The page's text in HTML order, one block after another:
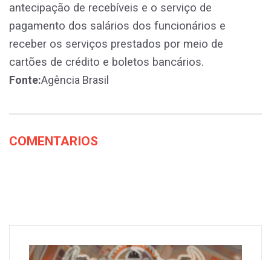
antecipação de recebíveis e o serviço de
pagamento dos salários dos funcionários e
receber os serviços prestados por meio de
cartões de crédito e boletos bancários.
Fonte:Agência Brasil
COMENTARIOS